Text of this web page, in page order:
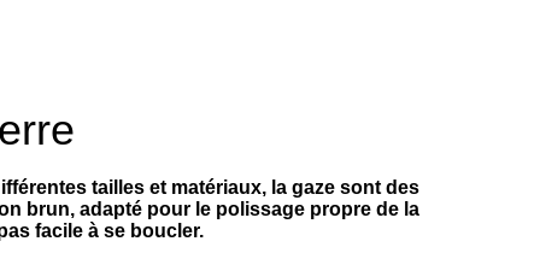
tailles et matériaux, la gaze sont des
brun, adapté pour le polissage propre de la
facile à se boucler.